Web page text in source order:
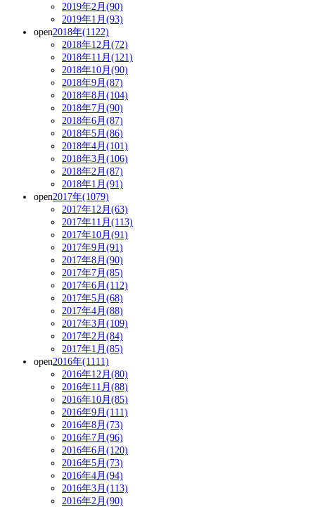
2019年2月(90)
2019年1月(93)
open2018年(1122)
2018年12月(72)
2018年11月(121)
2018年10月(90)
2018年9月(87)
2018年8月(104)
2018年7月(90)
2018年6月(87)
2018年5月(86)
2018年4月(101)
2018年3月(106)
2018年2月(87)
2018年1月(91)
open2017年(1079)
2017年12月(63)
2017年11月(113)
2017年10月(91)
2017年9月(91)
2017年8月(90)
2017年7月(85)
2017年6月(112)
2017年5月(68)
2017年4月(88)
2017年3月(109)
2017年2月(84)
2017年1月(85)
open2016年(1111)
2016年12月(80)
2016年11月(88)
2016年10月(85)
2016年9月(111)
2016年8月(73)
2016年7月(96)
2016年6月(120)
2016年5月(73)
2016年4月(94)
2016年3月(113)
2016年2月(90)